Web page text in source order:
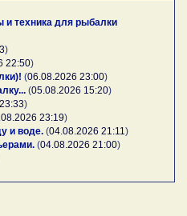
и техника для рыбалки
)
22:50)
(06.08.2026 23:00)
(05.08.2026 15:20)
)
23:19)
и воде. (04.08.2026 21:11 )
(04.08.2026 21:00)